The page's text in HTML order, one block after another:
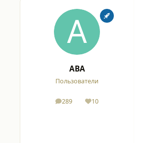
ABA
Пользователи
289
сообщения
10
Репутация